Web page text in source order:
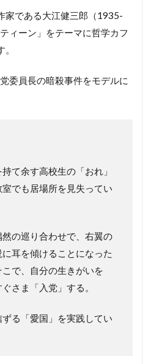
家である大江健三郎（1935-
ィーン」をテーマに哲学カフ
委員長の暗殺事件をモデルに
て余す高校生の「おれ」
でも居場所を見失ってい
の巡り合わせで、右翼の
耳を傾けることになった
こで、自分の生きがいを
ぐさま「入党」する。
る「愛国」を実践してい